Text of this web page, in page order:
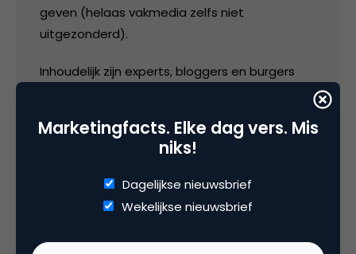
geven (helaas vakmedia zelfs niet
uitgezonderd).
Inhoudelijk zijn experts, bloggers en burgers
veel meer van af.
beiden. De journalist zoekt doorgaans naar
bewijs voor zijn of haar statement, zijn of haar
Marketingfacts. Elke dag vers. Mis
niks!
Dagelijkse nieuwsbrief
Wekelijkse nieuwsbrief